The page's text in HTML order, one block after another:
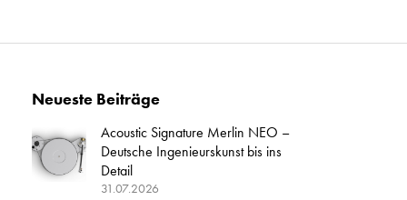
Neueste Beiträge
Acoustic Signature Merlin NEO –
Deutsche Ingenieurskunst bis ins
Detail
31.07.2026